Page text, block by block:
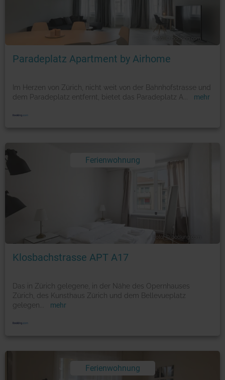
Foto: © booking.com
Paradeplatz Apartment by Airhome
Im Herzen von Zürich, nicht weit von der Bahnhofstrasse und
dem Paradeplatz entfernt, bietet das Paradeplatz A
mehr
Ferienwohnung
Foto: © booking.com
Klosbachstrasse APT A17
Das in Zürich gelegene, in der Nähe des Opernhauses
Zürich, des Kunsthaus Zürich und dem Bellevueplatz
gelegen
mehr
Ferienwohnung